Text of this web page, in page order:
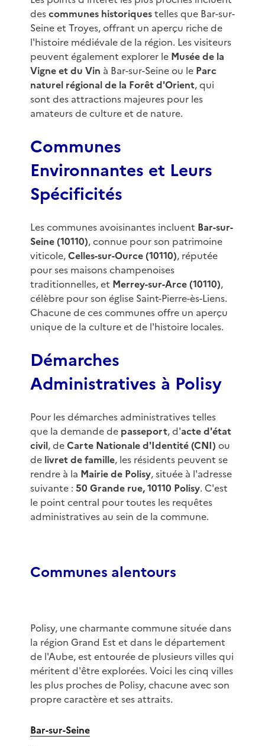
descommunes historiquestelles que Bar-sur-
Seine et Troyes, offrant un aperçu riche de
l'histoire médiévale de la région. Les visiteurs
peuvent également explorer le Musée de la
Vigne et du Vin à Bar-sur-Seine ou le Parc
naturel régional de la Forêt d'Orient, qui
sont des attractions majeures pour les
amateurs de culture et de nature.
Communes
Environnantes et Leurs
Spécificités
Les communes avoisinantes incluent Bar-sur-
Seine (10110), connue pour son patrimoine
viticole,Celles-sur-Ource (10110), réputée
pour ses maisons champenoises
traditionnelles, et Merrey-sur-Arce (10110),
célèbre pour son église Saint-Pierre-ès-Liens.
Chacune de ces communes offre un aperçu
unique de la culture et de l'histoire locales.
Démarches
Administratives à Polisy
Pour les démarches administratives telles
que la demande de passeport, d'acte d'état
civil, deCarte Nationale d'Identité (CNI) ou
de livret de famille, les résidents peuvent se
rendre à la Mairie de Polisy, située à l'adresse
suivante : 50 Grande rue, 10110 Polisy. C'est
le point central pour toutes les requêtes
administratives au sein de la commune.
Communes alentours
Polisy, une charmante commune située dans
la région Grand Est et dans le département
de l'Aube, est entourée de plusieurs villes qui
méritent d'être explorées. Voici les cinq villes
les plus proches de Polisy, chacune avec son
propre caractère et ses attraits.
Bar-sur-Seine